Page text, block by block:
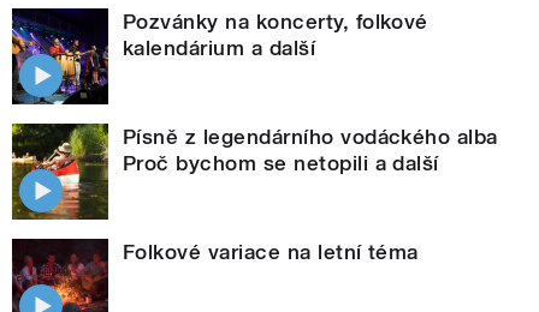
Pozvánky na koncerty, folkové
kalendárium a další
Písně z legendárního vodáckého alba
Proč bychom se netopili a další
Folkové variace na letní téma